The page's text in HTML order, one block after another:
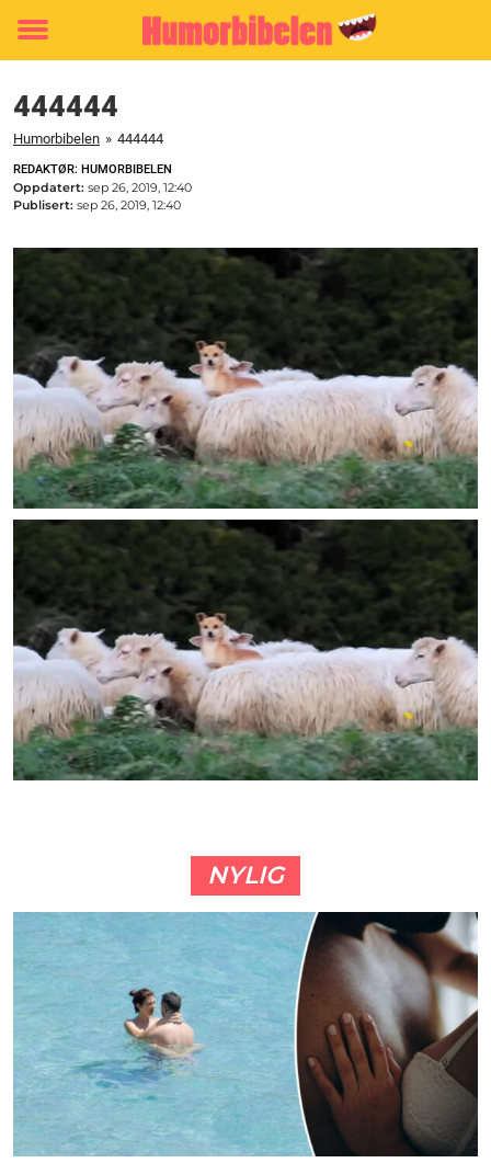
Toggle
444444
Humorbibelen » 444444
REDAKTØR: HUMORBIBELEN
Oppdatert: sep 26, 2019, 12:40
Publisert: sep 26, 2019, 12:40
NYLIG